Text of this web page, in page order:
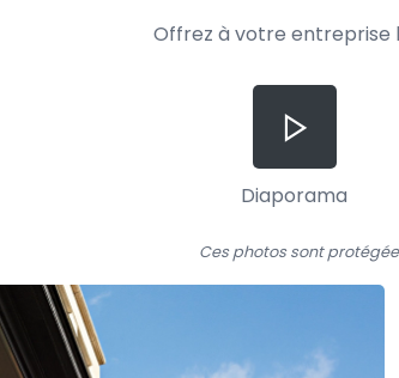
Offrez à votre
Diaporama
Ces photos sont